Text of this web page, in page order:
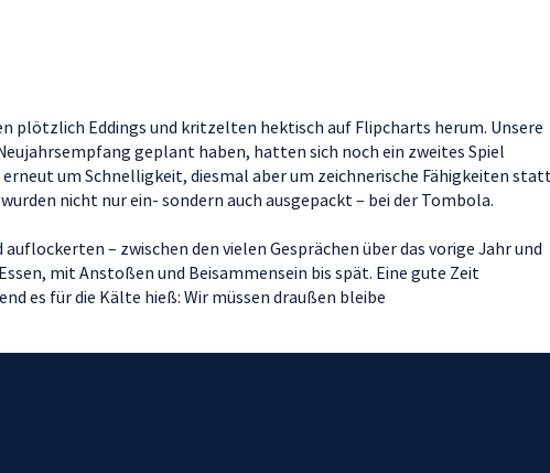
plötzlich Eddings und kritzelten hektisch auf Flipcharts herum. Unsere
geplant haben, hatten sich noch ein zweites Spiel
um Schnelligkeit, diesmal aber um zeichnerische Fähigkeiten
nicht nur ein- sondern auch ausgepackt – bei der Tombola.
– zwischen den vielen Gesprächen über das vorige Jahr und
mit Anstoßen und Beisammensein bis spät. Eine gute Zeit
es für die Kälte hieß: Wir müssen draußen bleibe